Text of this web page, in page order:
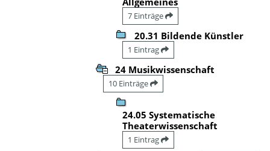
7 Einträge
20.31 Bildende Künstler
1 Eintrag
24 Musikwissenschaft
10 Einträge
24.05 Systematische
Theaterwissenschaft
1 Eintrag